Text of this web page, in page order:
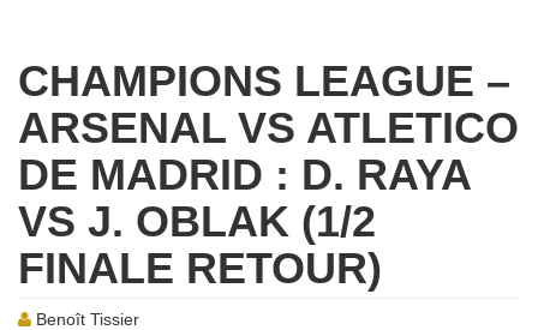
CHAMPIONS LEAGUE –
ARSENAL VS ATLETICO
DE MADRID : D. RAYA
VS J. OBLAK (1/2
FINALE RETOUR)
Benoît Tissier